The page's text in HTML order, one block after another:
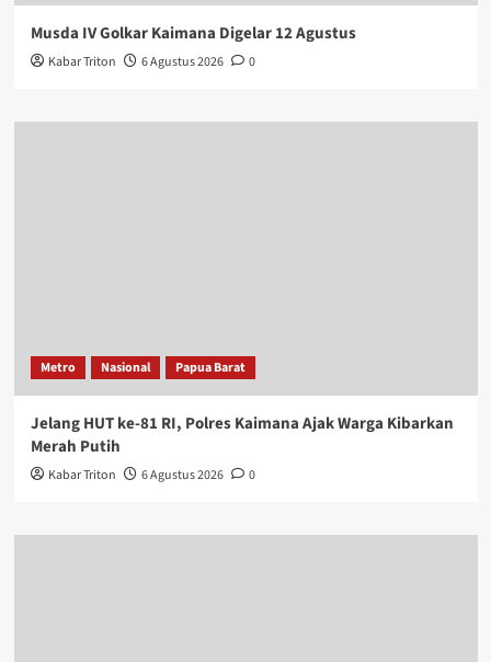
Musda IV Golkar Kaimana Digelar 12 Agustus
Kabar Triton 6 Agustus 2026 0
Metro Nasional Papua Barat
Jelang HUT ke-81 RI, Polres Kaimana Ajak Warga Kibarkan
Merah Putih
Kabar Triton 6 Agustus 2026 0